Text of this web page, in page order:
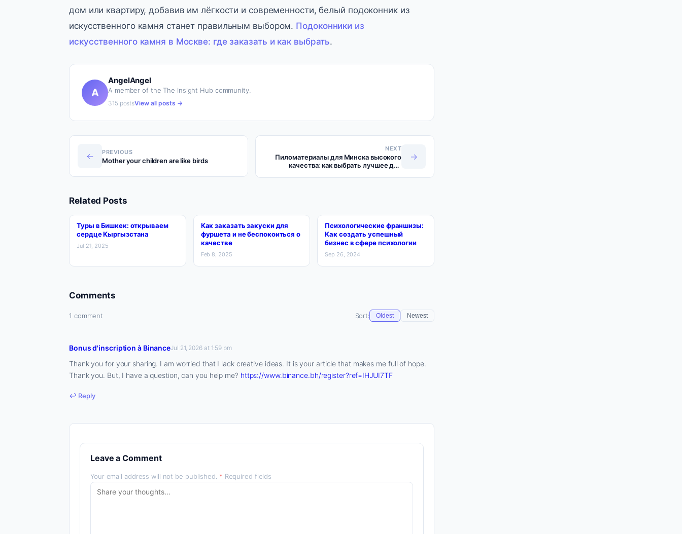
дом или квартиру, добавив им лёгкости и современности, белый подоконник из
искусственного камня станет правильным выбором. Подоконники из
искусственного камня в Москве: где заказать и как выбрать.
A
AngelAngel
A member of the The Insight Hub community.
315 postsView all posts →
← PREVIOUS
Mother your children are like birds →
NEXT
Пиломатериалы для Минска высокого
качества: как выбрать лучшее для
Related Posts
Туры в Бишкек: открываем
сердце Кыргызстана
Jul 21, 2025
Как заказать закуски для
фуршета и не беспокоиться о
качестве
Feb 8, 2025
Психологические франшизы:
Как создать успешный
бизнес в сфере психологии
Sep 26, 2024
Comments
1 comment Sort: Oldest Newest
Bonus d'inscription à BinanceJul 21, 2026 at 1:59 pm
Thank you for your sharing. I am worried that I lack creative ideas. It is your article that makes me full of hope.
Thank you. But, I have a question, can you help me? https://www.binance.bh/register?ref=IHJUI7TF
↩ Reply
Leave a Comment
Your email address will not be published. * Required fields